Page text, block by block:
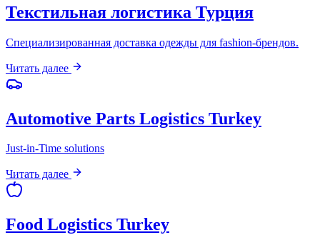
Текстильная логистика Турция
Специализированная доставка одежды для fashion-брендов.
Читать далее
Automotive Parts Logistics Turkey
Just-in-Time solutions
Читать далее
Food Logistics Turkey